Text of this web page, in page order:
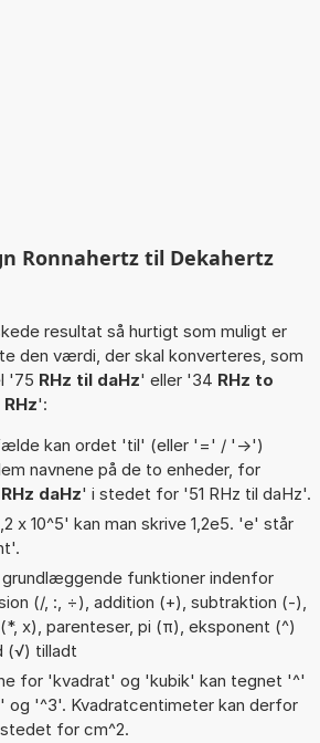
Ronnahertz til Dekahertz
resultat så hurtigt som muligt er
den værdi, der skal konverteres, som
'75 RHz til daHz' eller '34 RHz to
RHz':
kan ordet 'til' (eller '=' / '->')
navnene på de to enheder, for
RHz daHz' i stedet for '51 RHz til daHz'.
x 10^5' kan man skrive 1,2e5. 'e' står
grundlæggende funktioner indenfor
(/, :, ÷), addition (+), subtraktion (-),
x), parenteser, pi (π), eksponent (^)
(√) tilladt
for 'kvadrat' og 'kubik' kan tegnet '^'
og '^3'. Kvadratcentimeter kan derfor
for cm^2.